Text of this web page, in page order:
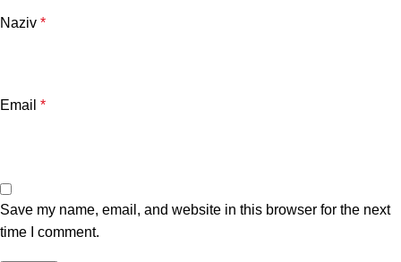
Naziv *
Email *
Save my name, email, and website in this browser for the next
time I comment.